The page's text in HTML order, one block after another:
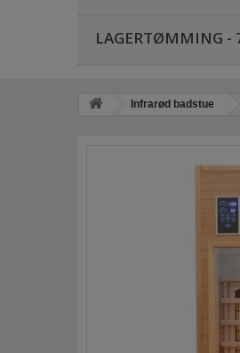
LAGERTØMMING -
Infrarød badstue